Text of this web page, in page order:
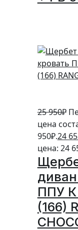
25 950₽
цена
950₽.24
цена: 24
ППУ К
(166)